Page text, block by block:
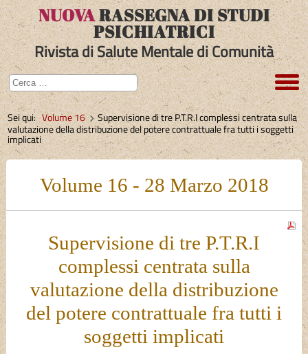
NUOVARASSEGNA DI STUDI
PSICHIATRICI
Rivista di Salute Mentale di Comunità
Sei qui:Volume 16
Supervisione di tre P.T.R.I complessi centrata sulla
valutazione della distribuzione del potere contrattuale fra tutti i soggetti
implicati
Volume 16 - 28 Marzo 2018
Supervisione di tre P.T.R.I
complessi centrata sulla
valutazione della distribuzione
del potere contrattuale fra tutti i
soggetti implicati